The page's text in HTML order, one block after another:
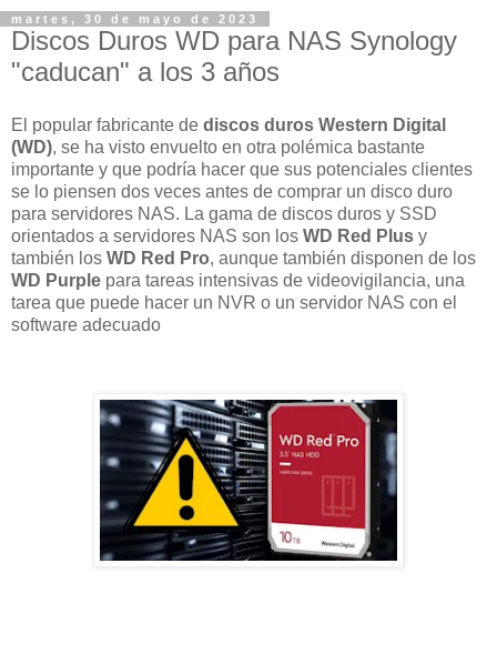
martes, 30 de mayo de 2023
Discos Duros WD para NAS Synology
"caducan" a los 3 años
El popular fabricante de discos duros Western Digital
(WD), se ha visto envuelto en otra polémica bastante
importante y que podría hacer que sus potenciales clientes
se lo piensen dos veces antes de comprar un disco duro
para servidores NAS. La gama de discos duros y SSD
orientados a servidores NAS son los WD Red Plus y
también los WD Red Pro, aunque también disponen de los
WD Purple para tareas intensivas de videovigilancia, una
tarea que puede hacer un NVR o un servidor NAS con el
software adecuado